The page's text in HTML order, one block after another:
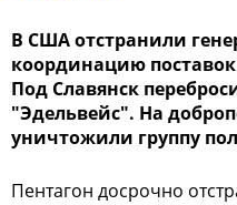
В США отстранили
координацию
Под Славянск
"Эдельвейс". На
уничтожили группу
Пентагон досрочно